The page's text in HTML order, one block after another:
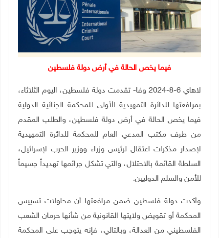
فيما يخص الحالة في أرض دولة فلسطين
لاهاي 6-8-2024 وفا- تقدمت دولة فلسطين، اليوم الثلاثاء،
بمرافعتها للدائرة التمهيدية الأولى للمحكمة الجنائية الدولية
فيما يخص الحالة في أرض دولة فلسطين، والطلب المقدم
من طرف مكتب المدعي العام للمحكمة للدائرة التمهيدية
لإصدار مذكرات اعتقال لرئيس وزراء ووزير الحرب لإسرائيل،
السلطة القائمة بالاحتلال، والتي تشكل جرائمها تهديداً جسيماً
للأمن والسلم الدوليين.
وأكدت دولة فلسطين ضمن مرافعتها أن محاولات تسييس
المحكمة أو تقويض ولايتها القانونية من شأنها حرمان الشعب
الفلسطيني من العدالة، وبالتالي، فإنه يتوجب على المحكمة